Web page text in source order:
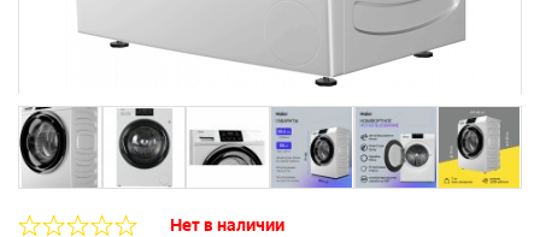
Нет в наличии